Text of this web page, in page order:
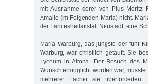
mit Ausnahme derer von Pius Moritz
Amalie (im Folgenden Maria) nicht.
der Landesheilanstalt Neustadt, eine
Maria Warburg, das jüngste der fünf
Warburg, war christlich getauft. Sie
Lyceum in Altona. Der Besuch des
Wunsch ermöglicht worden war,
mehrerer Fächer sie